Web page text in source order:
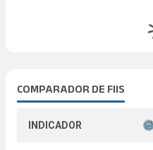
COMPARADOR DE FIIS
INDICADOR